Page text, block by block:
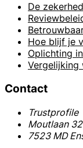
De
Hoe blijf je
Oplichting
Vergelijking
Contact
Trustprofile
Moutlaan 32
7523 MD